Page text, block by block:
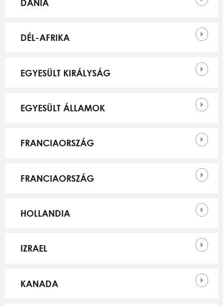
DÁNIA
DÉL-AFRIKA
EGYESÜLT KIRÁLYSÁG
EGYESÜLT ÁLLAMOK
FRANCIAORSZÁG
FRANCIAORSZÁG
HOLLANDIA
IZRAEL
KANADA